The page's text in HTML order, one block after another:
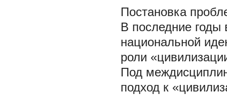
Постановка
В последние годы
национальной
роли
Под
подход к